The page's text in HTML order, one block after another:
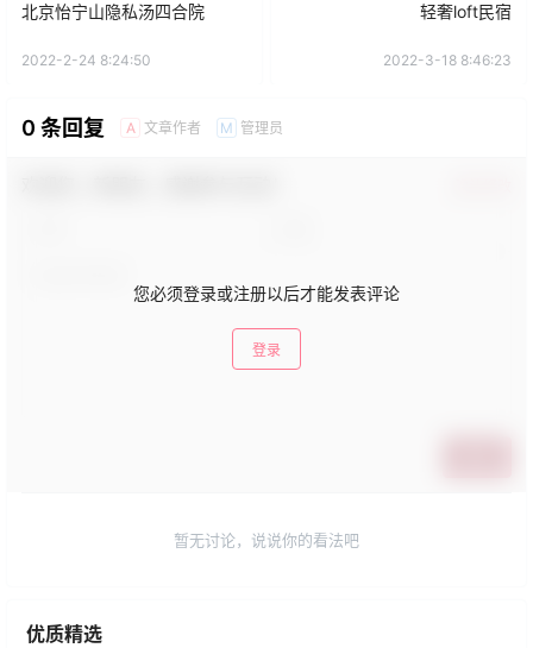
北京怡宁山隐私汤四合院
2022-2-24 8:24:50
轻奢loft民宿
2022-3-18 8:46:23
0 条回复 A 文章作者 M 管理员
您必须登录或注册以后才能发表评论
登录
暂无讨论，说说你的看法吧
优质精选